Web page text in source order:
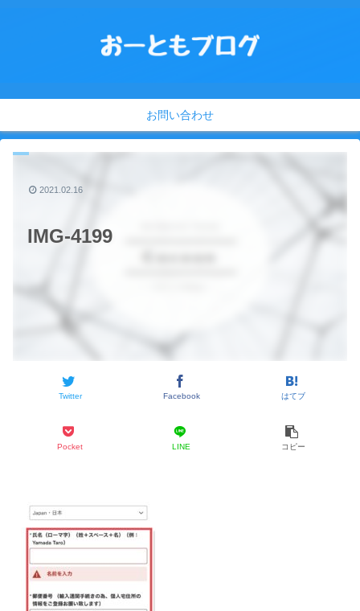
お問い合わせ
IMG-4199
Twitter Facebook はてブ
Pocket LINE コピー
2021.02.16